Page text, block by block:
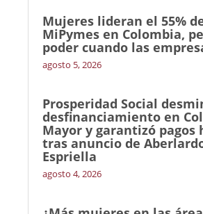
Mujeres lideran el 55%
MiPymes en Colombia,
poder cuando las
agosto 5, 2026
Prosperidad Social
desfinanciamiento en
Mayor y garantizó pagos
tras anuncio de
Espriella
agosto 4, 2026